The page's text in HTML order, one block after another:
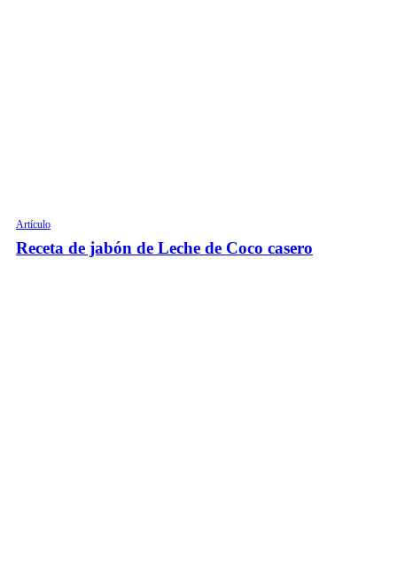
Artículo
Receta de jabón de Leche de Coco casero